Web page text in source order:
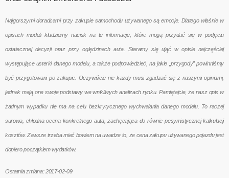
Najgorszymi doradcami przy zakupie samochodu używanego są emocje. Dlatego właśnie w
opisach modeli kładziemy nacisk na te informacje, które mogą przydać się w podjęciu
ostatecznej decyzji oraz przy oględzinach auta. Staramy się ująć w opisie najczęściej
występujące usterki danego modelu, a także podpowiedzieć, na jakie „przygody” powinniśmy
być przygotowani po zakupie. Oczywiście nie każdy musi zgadzać się z naszymi opiniami,
jednak mają one swoje podstawy we wnikliwych analizach rynku. Pamiętajcie, że nasz opis w
żadnym wypadku nie ma na celu bezkrytycznego wychwalania danego modelu. To raczej
surowa, chłodna ocena konkretnego auta, zachęcająca do równie pesymistycznej kalkulacji
kosztów. Zawsze trzeba mieć bowiem na uwadze to, że cena zakupu używanego pojazdu jest
dopiero początkiem wydatków.
Ostatnia zmiana: 2017-02-09